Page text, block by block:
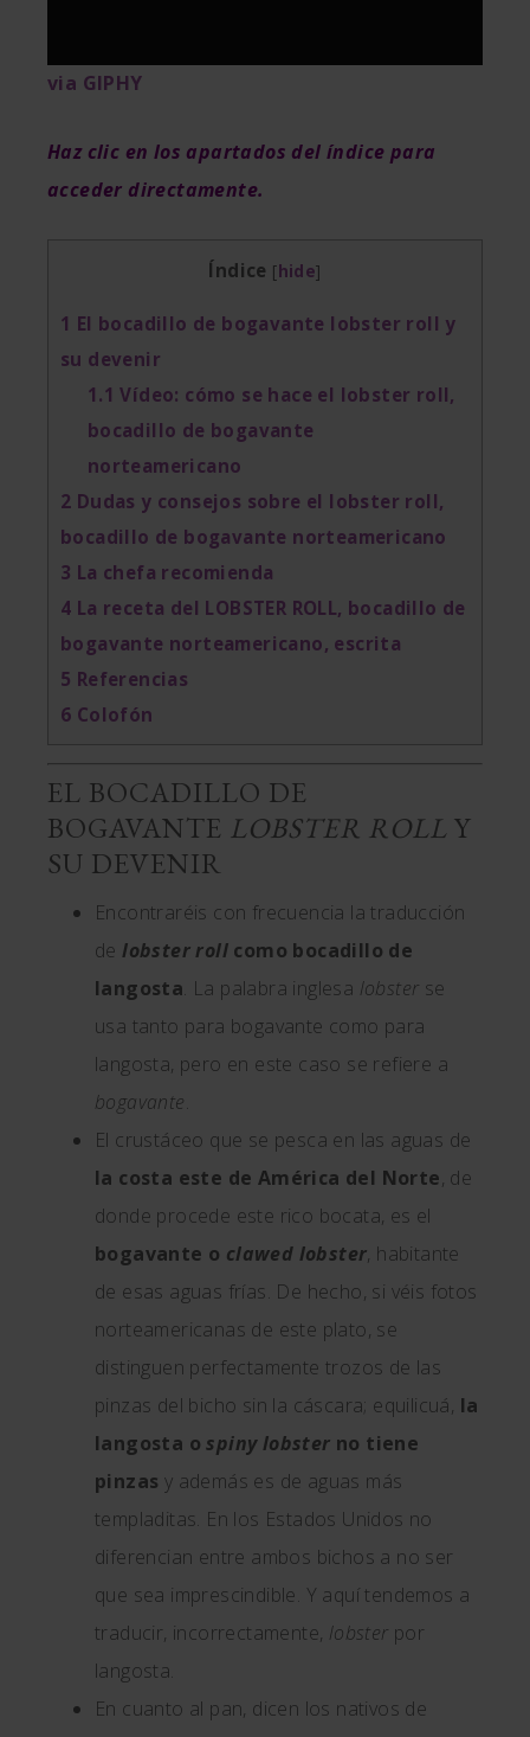
via GIPHY
Haz clic en los apartados del índice para
acceder directamente.
Índice [hide]
1 El bocadillo de bogavante lobster roll y
su devenir
1.1 Vídeo: cómo se hace el lobster roll,
bocadillo de bogavante
norteamericano
2 Dudas y consejos sobre el lobster roll,
bocadillo de bogavante norteamericano
3 La chefa recomienda
4 La receta del LOBSTER ROLL, bocadillo de
bogavante norteamericano, escrita
5 Referencias
6 Colofón
EL BOCADILLO DE
BOGAVANTE LOBSTER ROLL Y
SU DEVENIR
Encontraréis con frecuencia la traducción
delobster roll como bocadillo de
langosta. La palabra inglesa lobster se
usa tanto para bogavante como para
langosta, pero en este caso se refiere a
bogavante.
El crustáceo que se pesca en las aguas de
la costa este de América del Norte, de
donde procede este rico bocata, es el
bogavante o clawed lobster, habitante
de esas aguas frías. De hecho, si véis fotos
norteamericanas de este plato, se
distinguen perfectamente trozos de las
pinzas del bicho sin la cáscara; equilicuá, la
langosta ospiny lobster no tiene
pinzas y además es de aguas más
templaditas. En los Estados Unidos no
diferencian entre ambos bichos a no ser
que sea imprescindible. Y aquí tendemos a
traducir, incorrectamente, lobster por
langosta.
En cuanto al pan, dicen los nativos de